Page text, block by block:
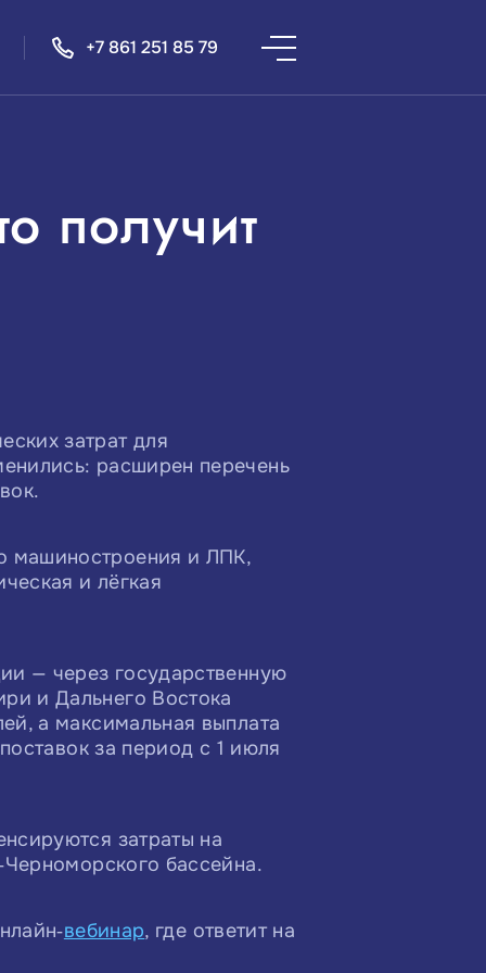
+7 861 251 85 79
получит
затрат для
расширен перечень
машиностроения и ЛПК,
и лёгкая
— через государственную
и Дальнего Востока
а максимальная выплата
за период с 1 июля
затраты на
бассейна.
вебинар, где ответит на